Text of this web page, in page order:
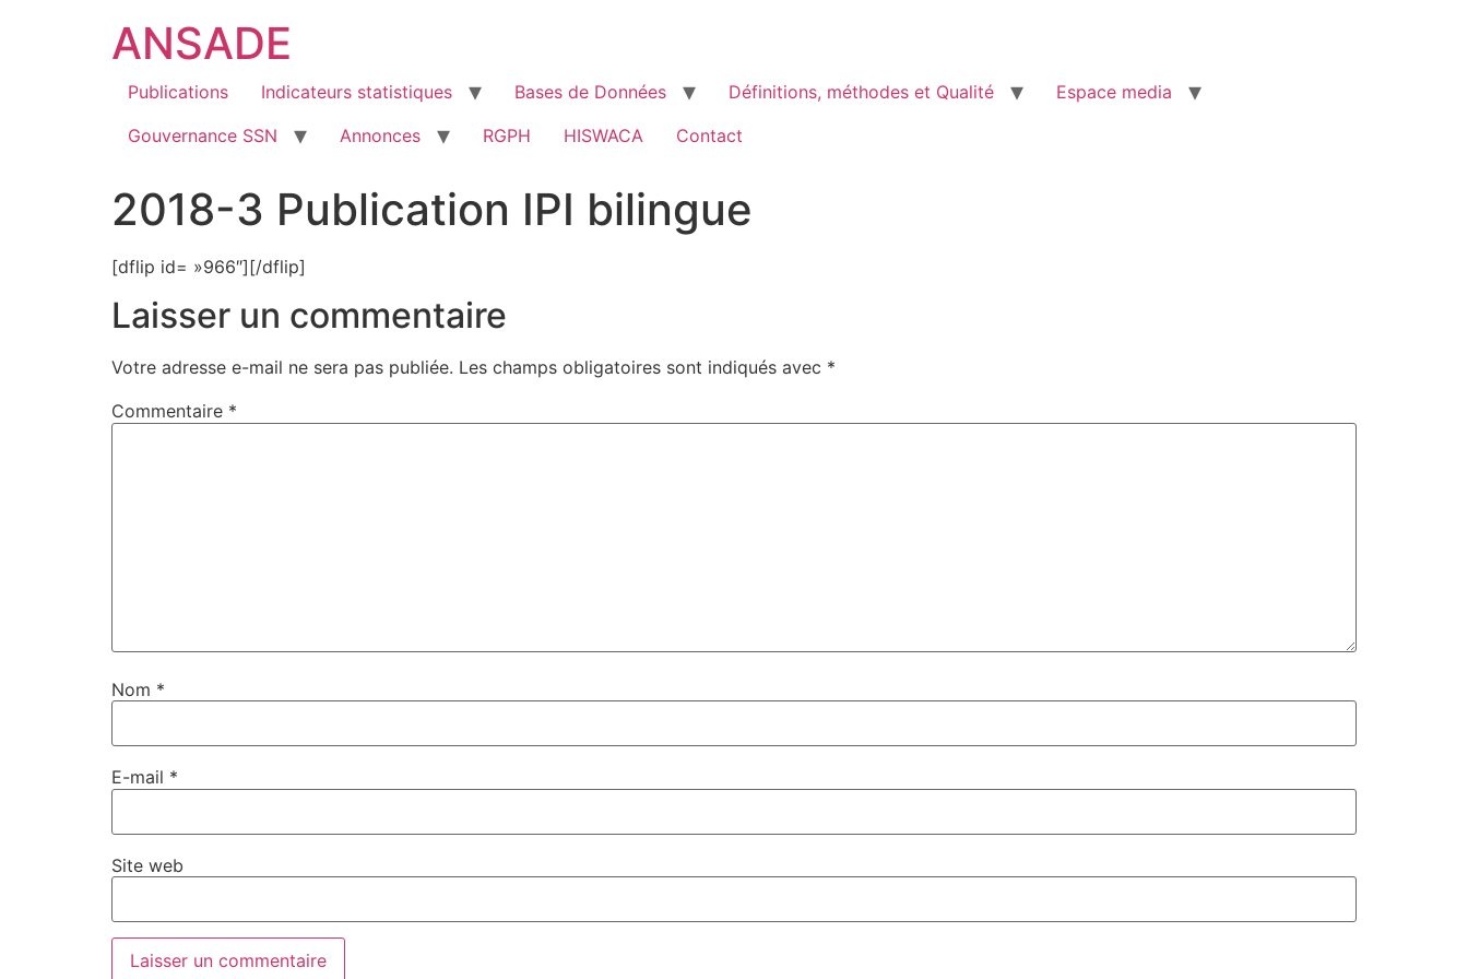
ANSADE
Publications Indicateurs statistiques Bases de Données Définitions, méthodes et Qualité
Espace media
Gouvernance SSN
Annonces RGPH HISWACA Contact
2018-3 Publication IPI bilingue
[dflip id= »966″][/dflip]
Laisser un commentaire
Votre adresse e-mail ne sera pas publiée. Les champs obligatoires sont indiqués avec *
Commentaire *
Nom *
E-mail *
Site web